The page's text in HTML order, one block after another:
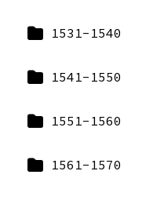
1531-1540
1541-1550
1551-1560
1561-1570